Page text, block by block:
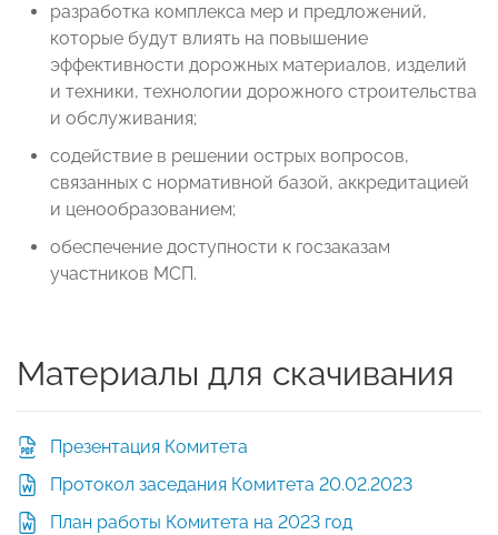
разработка комплекса мер и предложений,
которые будут влиять на повышение
эффективности дорожных материалов, изделий
и техники, технологии дорожного строительства
и обслуживания;
содействие в решении острых вопросов,
связанных с нормативной базой, аккредитацией
и ценообразованием;
обеспечение доступности к госзаказам
участников МСП.
Материалы для скачивания
Презентация Комитета
Протокол заседания Комитета 20.02.2023
План работы Комитета на 2023 год